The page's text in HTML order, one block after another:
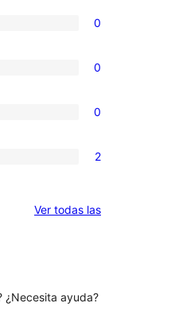
0
0
0
2
Ver todas lasvaloraciones
¿Necesita ayuda?